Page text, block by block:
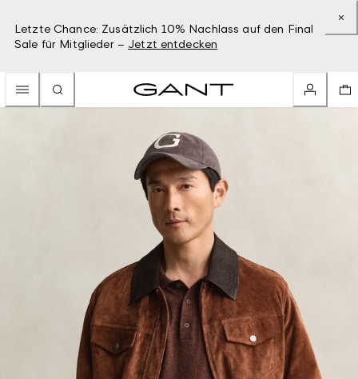
Letzte Chance: Zusätzlich 10% Nachlass auf den Final
Sale für Mitglieder – Jetzt entdecken